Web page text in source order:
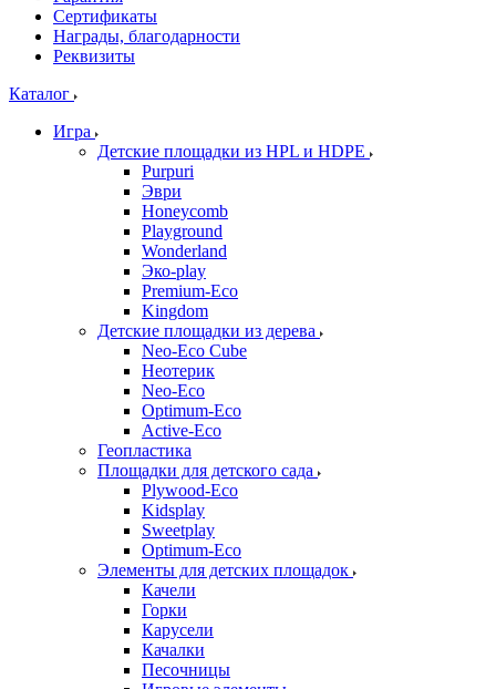
Сертификаты
Награды, благодарности
Реквизиты
Каталог
Игра
Детские площадки из HPL и HDPE
Purpuri
Эври
Honeycomb
Playground
Wonderland
Эко-play
Premium-Eco
Kingdom
Детские площадки из дерева
Neo-Eco Cube
Неотерик
Neo-Eco
Оptimum-Еco
Active-Eco
Геопластика
Площадки для детского сада
Plywood-Eco
Kidsplay
Sweetplay
Оptimum-Еco
Элементы для детских площадок
Качели
Горки
Карусели
Качалки
Песочницы